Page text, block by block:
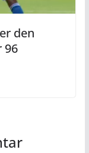
den
96